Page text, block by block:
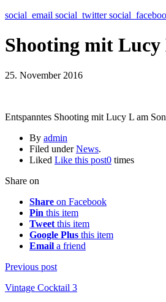
social_email social_twitter
Shooting mit Lucy
25. November 2016
Entspanntes Shooting mit Lucy L am
By admin
Filed underNews.
Liked Like this post0 times
Share on
Share on Facebook
Pin this item
Tweet this item
Google Plus this item
Email a friend
Previous post
Vintage Cocktail 3